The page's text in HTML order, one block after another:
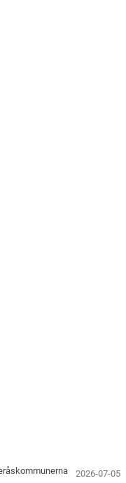
2026-07-05